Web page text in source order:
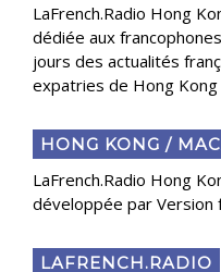
LaFrench.Radio Hong
dédiée aux
jours des actualités
expatries de Hong Kong
HONG KONG /
LaFrench.Radio Hong
développée par Version
LAFRENCH.RADIO